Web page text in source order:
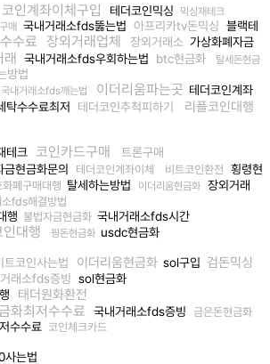
코인계좌이체구입 테더코인믹싱 믹싱재테크
매 국내거래소fds뚫는법 아프리카tv돈믹싱 블랙테
수료 장외거래업체 장외거래소 가상화폐자금
래 국내거래소fds우회하는법 btc현금화
탈세돈현금
방법
국내거래소fds깨는법 이더리움파는곳 테더코인계좌
탁수수료최저 테더코인추척피하기 리플코인대행
테크 코인카드구매 트론구매
금현금화문의 테더코인계좌이체 비트코인환전 횡령현
화폐구매대행 탈세하는방법 이더리움현금화 장외거래
fds해결방법
행 불법자금현금화 국내거래소fds시간
인대행 핑돈현금화 usdc현금화
트코인사는법 이더리움현금화 sol구입 검돈믹싱
래소fds증빙 sol현금화
태더원화환전
화최저수수료 국내거래소fds증빙
금은돈현금화
수수료 코인체크카드
는법